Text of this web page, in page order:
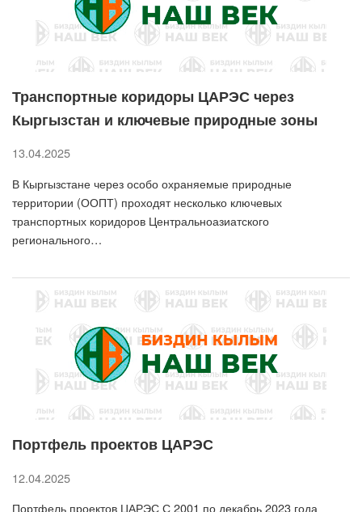
Транспортные коридоры ЦАРЭС через
Кыргызстан и ключевые природные зоны
13.04.2025
В Кыргызстане через особо охраняемые природные
территории (ООПТ) проходят несколько ключевых
транспортных коридоров Центральноазиатского
регионального…
Портфель проектов ЦАРЭС
12.04.2025
Портфель проектов ЦАРЭС С 2001 по декабрь 2023 года